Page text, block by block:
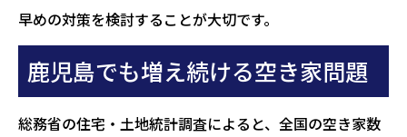
早めの対策を検討することが大切です。
鹿児島でも増え続ける空き家問題
総務省の住宅・土地統計調査によると、全国の空き家数